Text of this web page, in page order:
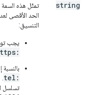
string
الحد الأقصى لعدد
التنسيق:
يجب
بالنسبة
tel:
تسلسل